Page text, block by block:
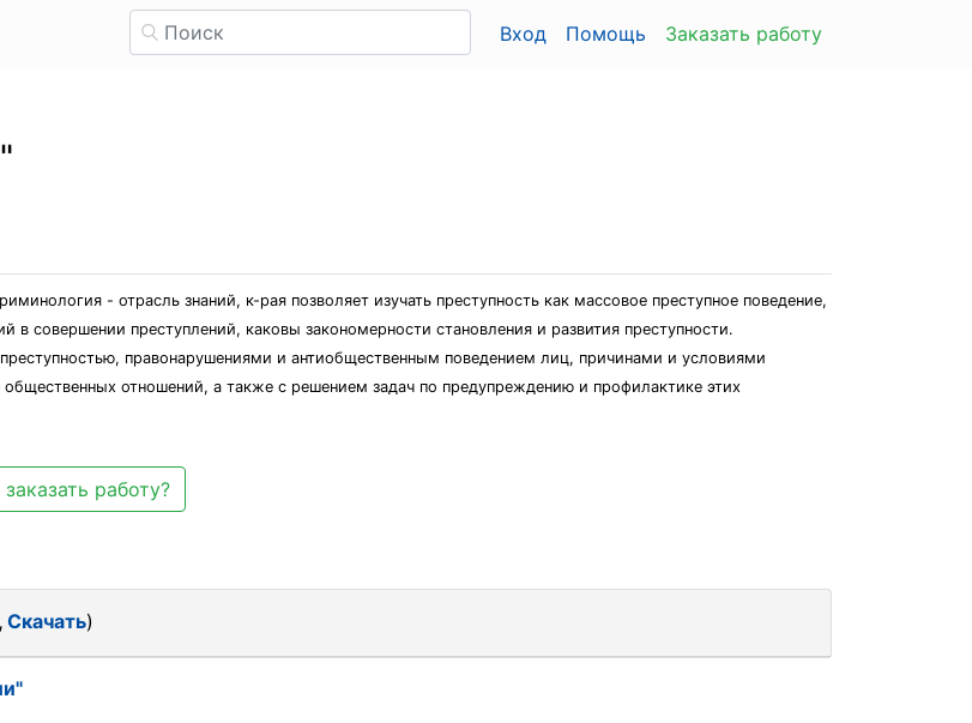
Вход Помощь Заказать работу
- отрасль знаний, к-рая позволяет изучать преступность как массовое преступное поведение,
в совершении преступлений, каковы закономерности становления и развития преступности.
правонарушениями и антиобщественным поведением лиц, причинами и условиями
отношений, а также с решением задач по предупреждению и профилактике этих
работу?
, Скачать)